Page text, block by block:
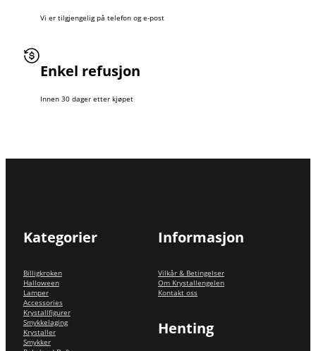
Vi er tilgjengelig på telefon og e-post
Enkel refusjon
Innen 30 dager etter kjøpet
Kategorier
Billigkroken
Halloween
Lamper
Accessories
Krystallfigurer
Smykkelaging
Krystaller
Smykker
Informasjon
Vilkår & Betingelser
Om Krystallengelen
Kontakt oss
Henting